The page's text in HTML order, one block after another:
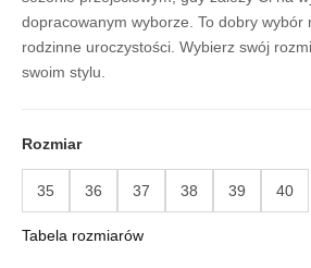
dopracowanym wyborze. To dobry wybór
rodzinne uroczystości. Wybierz swój
swoim stylu.
Rozmiar
35 36 37 38 39 40
Tabela rozmiarów